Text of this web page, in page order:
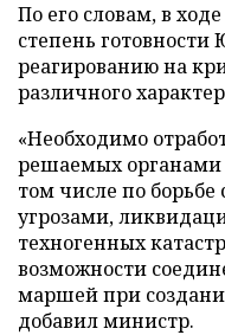
По его словам, в
степень готовности
реагированию на
различного
«Необходимо
решаемых органами
том числе по
угрозами,
техногенных
возможности
маршей при
добавил министр.